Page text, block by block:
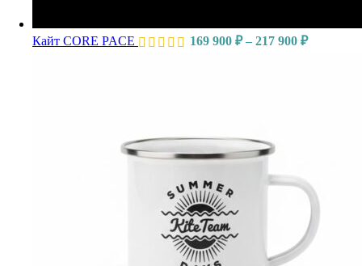
Кайт CORE PACE 169 900 ₽ – 217 900 ₽